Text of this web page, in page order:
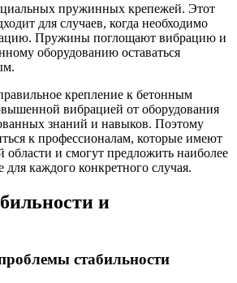
пружинных крепежей. Этот
для случаев, когда необходимо
Пружины поглощают вибрацию и
оборудованию оставаться
крепление к бетонным
вибрацией от оборудования
знаний и навыков. Поэтому
к профессионалам, которые имеют
и смогут предложить наиболее
каждого конкретного случая.
и
стабильности